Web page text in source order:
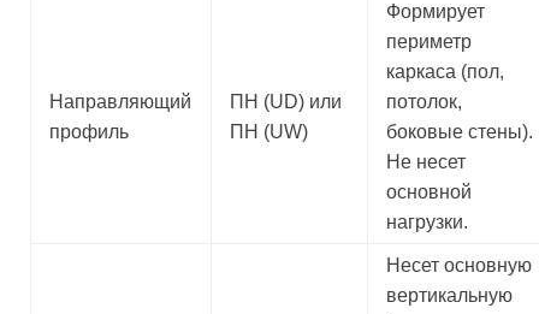
Направляющий
профиль
ПН (UD) или
ПН (UW)
Формирует
периметр
каркаса (пол,
потолок,
боковые стены).
Не несет
основной
нагрузки.
Несет основную
вертикальную